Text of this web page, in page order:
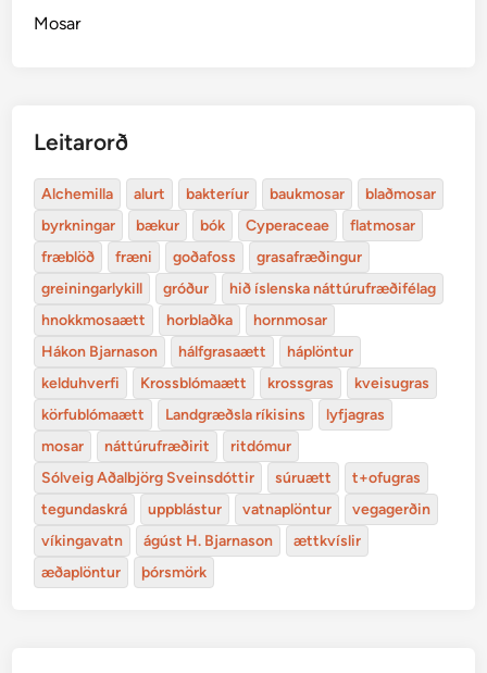
Mosar
Leitarorð
Alchemilla alurt bakteríur baukmosar
blaðmosar
byrkningar
bækur bók Cyperaceae
flatmosar
fræblöð
fræni goðafoss
grasafræðingur
greiningarlykill
gróður
hið íslenska náttúrufræðifélag
hnokkmosaætt
horblaðka
hornmosar
Hákon Bjarnason
hálfgrasaætt
háplöntur
kelduhverfi
Krossblómaætt krossgras
kveisugras
körfublómaætt
Landgræðsla ríkisins
lyfjagras
mosar
náttúrufræðirit
ritdómur
Sólveig Aðalbjörg Sveinsdóttir
súruætt
t+ofugras
tegundaskrá
uppblástur vatnaplöntur
vegagerðin
víkingavatn
ágúst H. Bjarnason
ættkvíslir
æðaplöntur
þórsmörk